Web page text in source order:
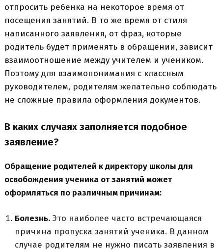
отпросить ребенка на некоторое время от
посещения занятий. В то же время от стиля
написанного заявления, от фраз, которые
родитель будет применять в обращении, зависит
взаимоотношение между учителем и учеником.
Поэтому для взаимопонимания с классным
руководителем, родителям желательно соблюдать
не сложные правила оформления документов.
В каких случаях заполняется подобное
заявление?
Обращение родителей к директору школы для
освобождения ученика от занятий может
оформляться по различным причинам:
Болезнь. Это наиболее часто встречающаяся
причина пропуска занятий ученика. В данном
случае родителям не нужно писать заявления в